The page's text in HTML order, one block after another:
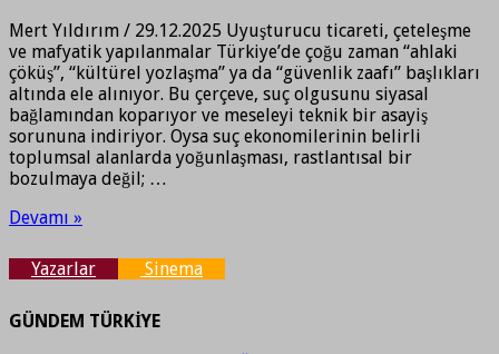
Mert Yıldırım / 29.12.2025 Uyuşturucu ticareti, çeteleşme
ve mafyatik yapılanmalar Türkiye’de çoğu zaman “ahlaki
çöküş”, “kültürel yozlaşma” ya da “güvenlik zaafı” başlıkları
altında ele alınıyor. Bu çerçeve, suç olgusunu siyasal
bağlamından koparıyor ve meseleyi teknik bir asayiş
sorununa indiriyor. Oysa suç ekonomilerinin belirli
toplumsal alanlarda yoğunlaşması, rastlantısal bir
bozulmaya değil; …
Devamı »
Yazarlar Sinema
GÜNDEM TÜRKİYE